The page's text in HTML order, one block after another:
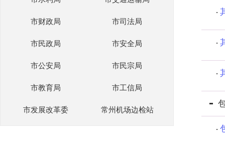
市财政局 市司法局
市民政局 市安全局
市公安局 市民宗局
市教育局 市工信局
市发展改革委 常州机场边检站